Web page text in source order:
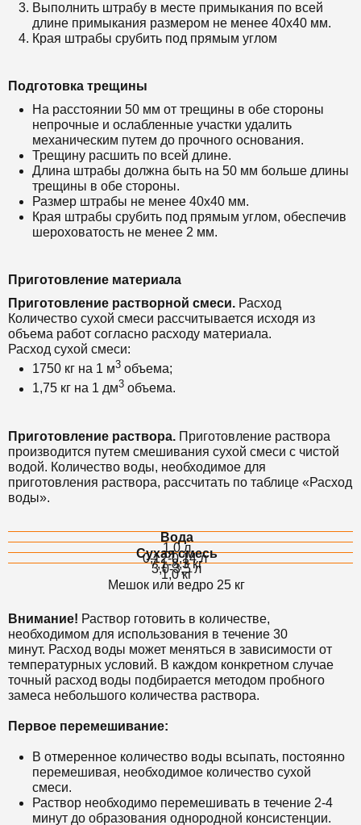
Выполнить штрабу в месте примыкания по всей
длине примыкания размером не менее 40x40 мм.
Края штрабы срубить под прямым углом
Подготовка трещины
На расстоянии 50 мм от трещины в обе стороны
непрочные и ослабленные участки удалить
механическим путем до прочного основания.
Трещину расшить по всей длине.
Длина штрабы должна быть на 50 мм больше длины
трещины в обе стороны.
Размер штрабы не менее 40х40 мм.
Края штрабы срубить под прямым углом, обеспечив
шероховатость не менее 2 мм.
Приготовление материала
Приготовление растворной смеси. Расход
Количество сухой смеси рассчитывается исходя из
объема работ согласно расходу материала.
Расход сухой смеси:
1750 кг на 1 м3 объема;
1,75 кг на 1 дм3 объема.
Приготовление раствора. Приготовление раствора
производится путем смешивания сухой смеси с чистой
водой. Количество воды, необходимое для
приготовления раствора, рассчитать по таблице «Расход
воды».
Вода
Сухая смесь
1,0 л
7,1-8,3 кг
0,12-0,14 л
1,0 кг
3,0-3,5 л
Мешок или ведро 25 кг
Внимание! Раствор готовить в количестве,
необходимом для использования в течение 30
минут. Расход воды может меняться в зависимости от
температурных условий. В каждом конкретном случае
точный расход воды подбирается методом пробного
замеса небольшого количества раствора.
Первое перемешивание:
В отмеренное количество воды всыпать, постоянно
перемешивая, необходимое количество сухой
смеси.
Раствор необходимо перемешивать в течение 2-4
минут до образования однородной консистенции.